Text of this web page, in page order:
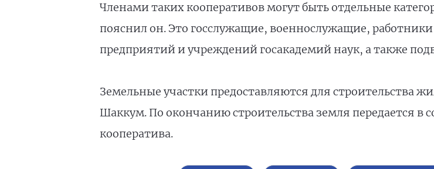
Членами таких кооперативов могут быть отдельные
пояснил он. Это госслужащие, военнослужащие,
предприятий и учреждений госакадемий наук, а также
Земельные участки предоставляются для строительства
Шаккум. По окончанию строительства земля передается в
кооператива.